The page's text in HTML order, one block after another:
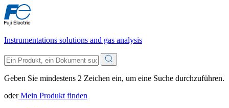
Instrumentations solutions and gas analysis
Geben Sie mindestens 2 Zeichen ein, um eine Suche durchzuführen.
oderMein Produkt finden